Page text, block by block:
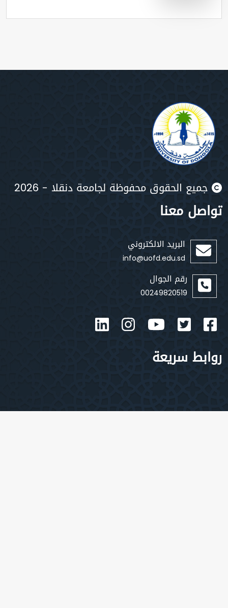
الحقوق محفوظة لجامعة دنقلا - 2026
معنا
البريد الالكتروني
info@uofd.edu.sd
رقم الجوال
00249820519
سريعة